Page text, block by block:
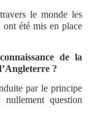
le monde les
ont été mis en place
de la
?
par le principe
question